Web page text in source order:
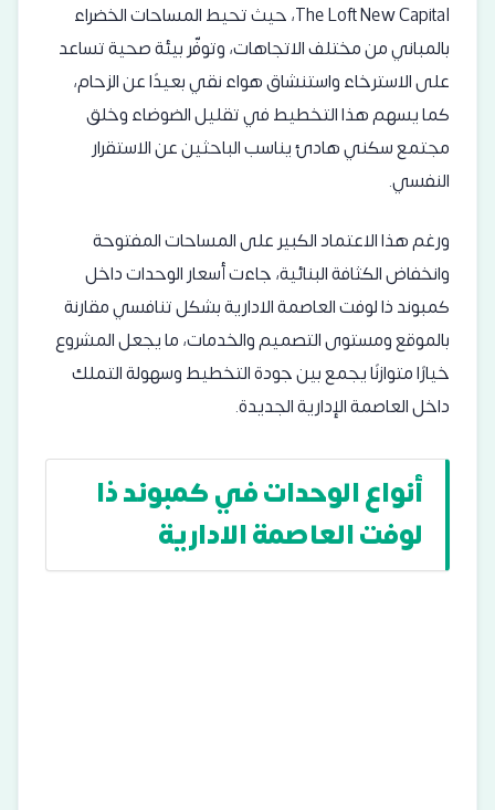
The Loft New Capital، حيث تحيط المساحات الخضراء
بالمباني من مختلف الاتجاهات، وتوفّر بيئة صحية تساعد
على الاسترخاء واستنشاق هواء نقي بعيدًا عن الزحام،
كما يسهم هذا التخطيط في تقليل الضوضاء وخلق
مجتمع سكني هادئ يناسب الباحثين عن الاستقرار
النفسي.
ورغم هذا الاعتماد الكبير على المساحات المفتوحة
وانخفاض الكثافة البنائية، جاءت أسعار الوحدات داخل
كمبوند ذا لوفت العاصمة الادارية بشكل تنافسي مقارنة
بالموقع ومستوى التصميم والخدمات، ما يجعل المشروع
خيارًا متوازنًا يجمع بين جودة التخطيط وسهولة التملك
داخل العاصمة الإدارية الجديدة.
أنواع الوحدات في كمبوند ذا
لوفت العاصمة الادارية